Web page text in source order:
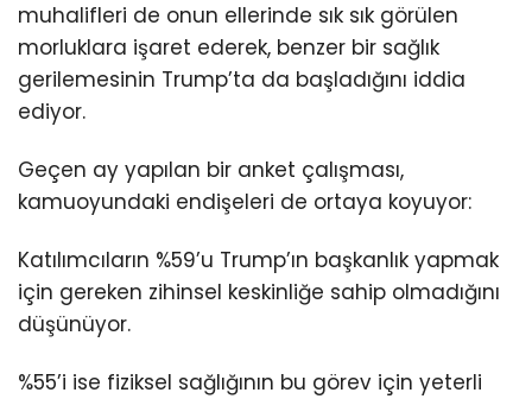
muhalifleri de onun ellerinde sık sık görülen
morluklara işaret ederek, benzer bir sağlık
gerilemesinin Trump’ta da başladığını iddia
ediyor.
Geçen ay yapılan bir anket çalışması,
kamuoyundaki endişeleri de ortaya koyuyor:
Katılımcıların %59’u Trump’ın başkanlık yapmak
için gereken zihinsel keskinliğe sahip olmadığını
düşünüyor.
%55’i ise fiziksel sağlığının bu görev için yeterli